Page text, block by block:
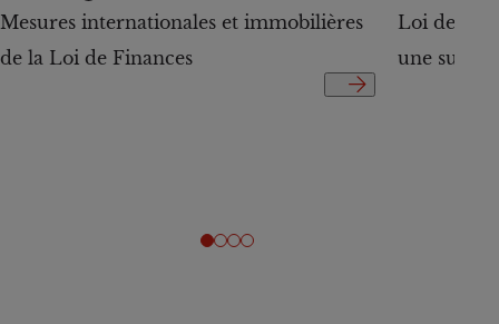
Mesures internationales et immobilières
de la Loi de Finances
Loi de
une